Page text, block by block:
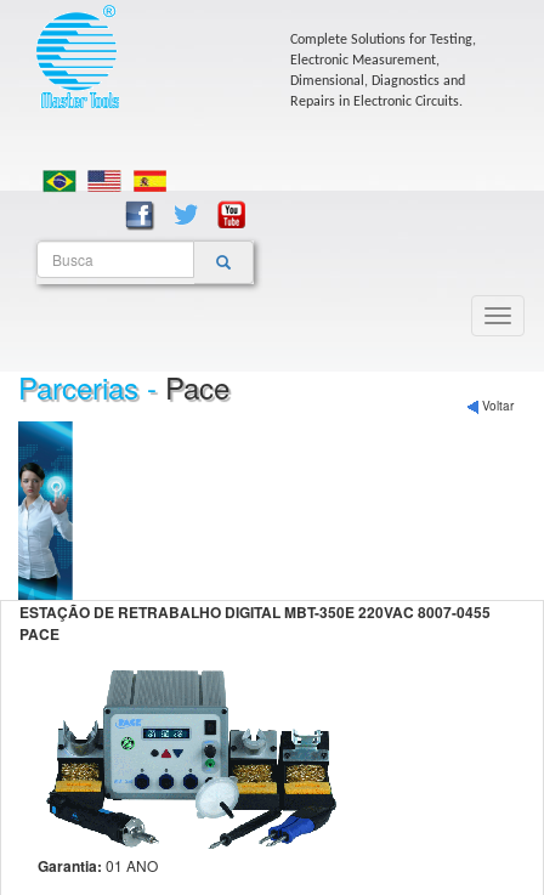
Complete Solutions for Testing,
Electronic Measurement,
Dimensional, Diagnostics and
Repairs in Electronic Circuits.
Parcerias - Pace Voltar
ESTAÇÃO DE RETRABALHO DIGITAL MBT-350E 220VAC 8007-0455
PACE
Garantia: 01 ANO